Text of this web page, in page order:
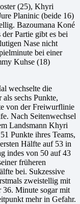
(25), Khyri
Planinic (beide 16)
Bazoumana Koné
Partie gibt es bei
Nase nicht
bei einer
Kuhse (18)
wechselte die
sechs Punkte,
von der Freiwurflinie
Nach Seitenwechsel
Landsmann Khyri
Punkte ihres Teams,
Hälfte auf 53 in
indes von 50 auf 43
früheren
bei. Sukzessive
zweistellig mit
Minute sogar mit
mehr in Gefahr.